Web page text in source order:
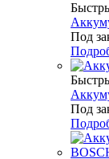
Под
Под